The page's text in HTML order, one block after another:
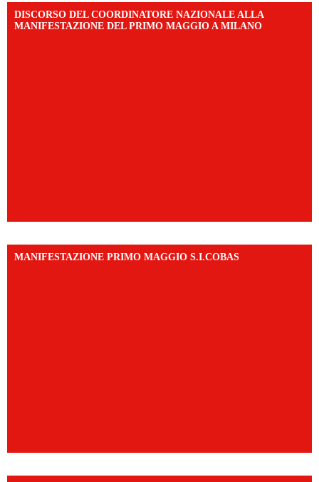
DISCORSO DEL COORDINATORE NAZIONALE ALLA
MANIFESTAZIONE DEL PRIMO MAGGIO A MILANO
MANIFESTAZIONE PRIMO MAGGIO S.I.COBAS